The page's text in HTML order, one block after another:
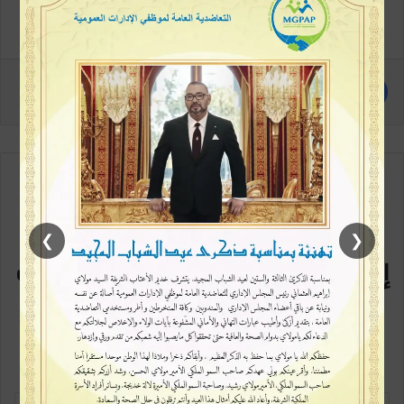
مع كل متابعة جديدة
إشترك في القائمة البريدية سيصلك
كل جديد
كن متابعاً أولاً بأول، خطوة بسيطة وتكون ممن يطلعون على الخبر في بداية
ظهورة، اشترك الآن في القائمة البريدية
❮
❯